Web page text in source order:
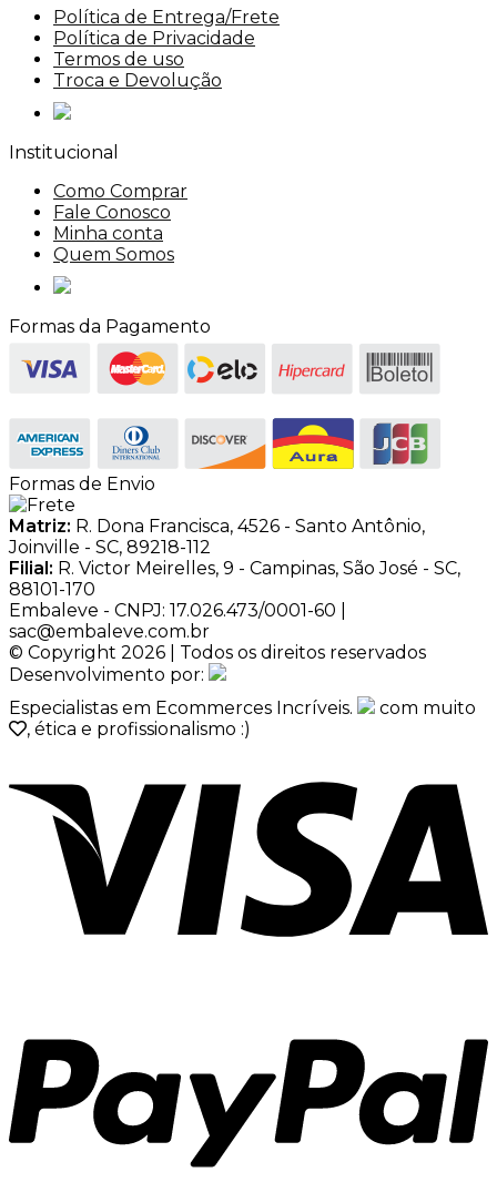
Política de Entrega/Frete
Política de Privacidade
Termos de uso
Troca e Devolução
Institucional
Como Comprar
Fale Conosco
Minha conta
Quem Somos
Formas da Pagamento
Formas de Envio
Matriz: R. Dona Francisca, 4526 - Santo Antônio,
Joinville - SC, 89218-112
Filial: R. Victor Meirelles, 9 - Campinas, São José - SC,
88101-170
Embaleve - CNPJ: 17.026.473/0001-60 |
sac@embaleve.com.br
© Copyright 2026 | Todos os direitos reservados
Desenvolvimento por:
Especialistas em Ecommerces Incríveis.
com muito
, ética e profissionalismo :)